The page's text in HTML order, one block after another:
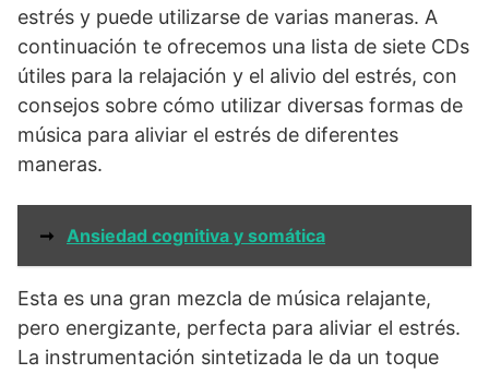
estrés y puede utilizarse de varias maneras. A
continuación te ofrecemos una lista de siete CDs
útiles para la relajación y el alivio del estrés, con
consejos sobre cómo utilizar diversas formas de
música para aliviar el estrés de diferentes
maneras.
➞ Ansiedad cognitiva y somática
Esta es una gran mezcla de música relajante,
pero energizante, perfecta para aliviar el estrés.
La instrumentación sintetizada le da un toque